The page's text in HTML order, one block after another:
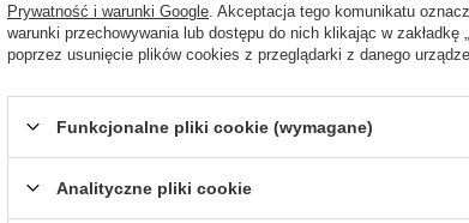
Treść twojej opinii
Prywatność i warunki Google . Akceptacja tego komunikatu
warunki przechowywania lub dostępu do nich klikając w
poprzez usunięcie plików cookies z przeglądarki z danego
Funkcjonalne pliki cookie (wymagane)
Analityczne pliki cookie